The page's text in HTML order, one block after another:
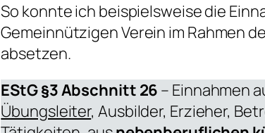
So konnte ich beispielsweise die
Gemeinnützigen Verein im Rahmen
absetzen.
EStG §3 Abschnitt 26 – Einnahmen
Übungsleiter, Ausbilder, Erzieher,